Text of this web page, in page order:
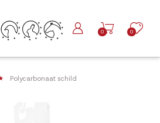
0 0
Polycarbonaat schild